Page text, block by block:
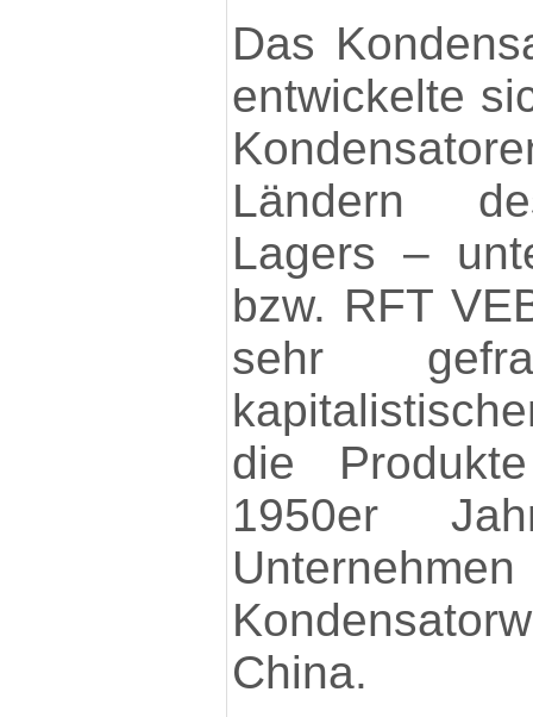
Das
entwickelte
Ländern
Lagers –
bzw. RFT
sehr
die
1950er
China.